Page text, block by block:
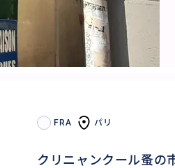
FRA パリ
クリニャンクール蚤の